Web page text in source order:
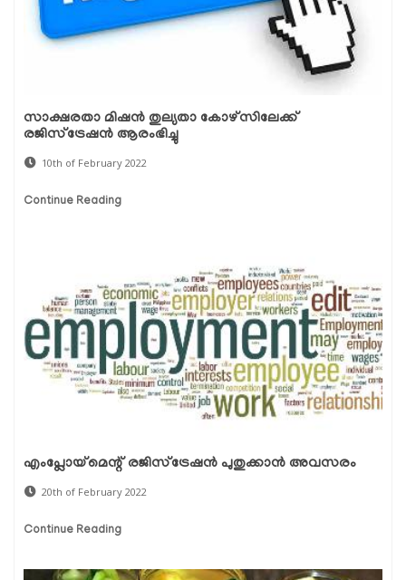
സാക്ഷരതാ മിഷന്‍ തുല്യതാ കോഴ്‌സിലേക്ക്
രജിസ്‌ട്രേഷന്‍ ആരംഭിച്ചു
10th of February 2022
Continue Reading
എംപ്ലോയ്‌മെന്റ് രജിസ്‌ട്രേഷൻ പുതുക്കാൻ അവസരം
20th of February 2022
Continue Reading